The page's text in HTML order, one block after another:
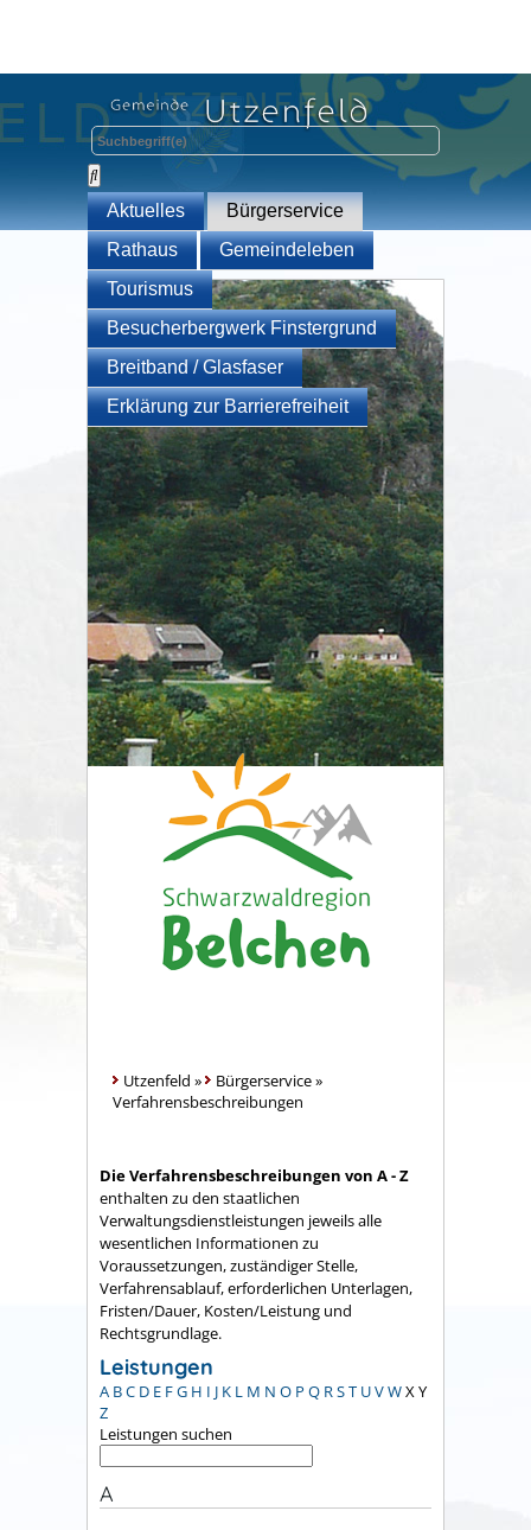
Aktuelles
Bürgerservice
Rathaus
Gemeindeleben
Tourismus
Besucherbergwerk Finstergrund
Breitband / Glasfaser
Erklärung zur Barrierefreiheit
Utzenfeld » Bürgerservice»
Verfahrensbeschreibungen
Die Verfahrensbeschreibungen von A - Z
enthalten zu den staatlichen
Verwaltungsdienstleistungen jeweils alle
wesentlichen Informationen zu
Voraussetzungen, zuständiger Stelle,
Verfahrensablauf, erforderlichen Unterlagen,
Fristen/Dauer, Kosten/Leistung und
Rechtsgrundlage.
Leistungen
A BC D E FG H I J K L M N O P Q RST UVWXY
Z
Leistungen suchen
A